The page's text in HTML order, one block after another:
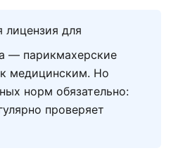
лицензия для
— парикмахерские
к медицинским. Но
норм обязательно:
проверяет